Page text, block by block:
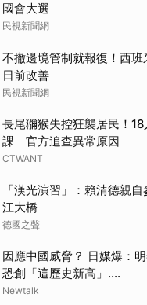
國會大選
民視新聞網
不撤邊境管制就報復！西班
日前改善
民視新聞網
長尾獼猴失控狂襲居民！
課 官方追查異常原因
CTWANT
「漢光演習」：賴清德親
江大橋
德國之聲
因應中國威脅？ 日媒爆：
恐創「這歷史新高」....
Newtalk